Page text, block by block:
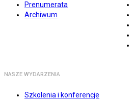
Prenumerata
Archiwum
NASZE WYDARZENIA
Szkolenia i konferencje